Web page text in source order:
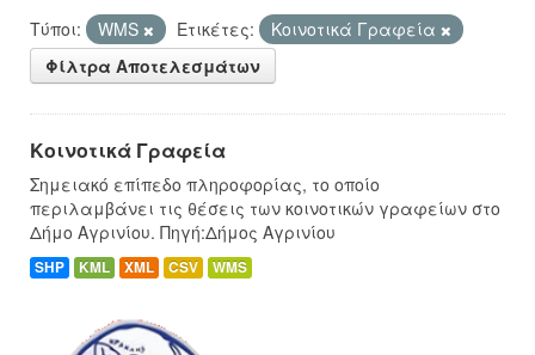
Τύποι: WMS Ετικέτες:
Κοινοτικά Γραφεία
Φίλτρα Αποτελεσμάτων
Κοινοτικά Γραφεία
Σημειακό επίπεδο πληροφορίας, το οποίο
περιλαμβάνει τις θέσεις των κοινοτικών γραφείων στο
Δήμο Αγρινίου. Πηγή:Δήμος Αγρινίου
SHP KML XML CSV WMS